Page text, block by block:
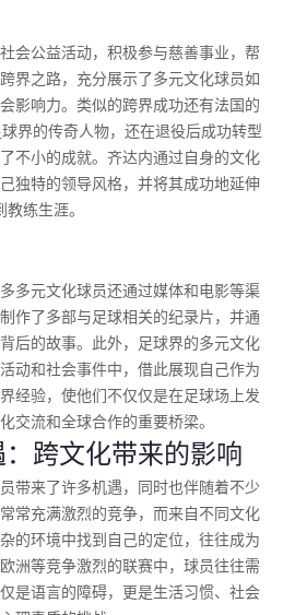
会公益活动，积极参与慈善事业，帮
界之路，充分展示了多元文化球员如
影响力。类似的跨界成功还有法国的
界的传奇人物，还在退役后成功转型
不小的成就。齐达内通过自身的文化
独特的领导风格，并将其成功地延伸
教练生涯。
多元文化球员还通过媒体和电影等渠
作了多部与足球相关的纪录片，并通
后的故事。此外，足球界的多元文化
动和社会事件中，借此展现自己作为
经验，使他们不仅仅是在足球场上发
交流和全球合作的重要桥梁。
跨文化带来的影响
带来了许多机遇，同时也伴随着不少
常充满激烈的竞争，而来自不同文化
的环境中找到自己的定位，往往成为
洲等竞争激烈的联赛中，球员往往需
是语言的障碍，更是生活习惯、社会